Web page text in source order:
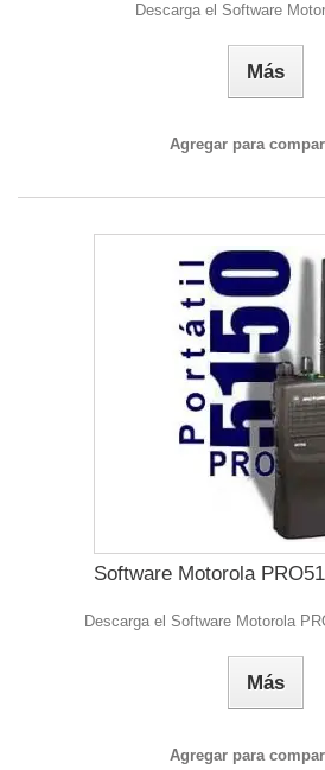
Descarga el Software
Más
Agregar para
Software Motorola
Descarga el Software Motorola
Más
Agregar para